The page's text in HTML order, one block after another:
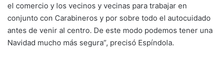
el comercio y los vecinos y vecinas para trabajar en
conjunto con Carabineros y por sobre todo el autocuidado
antes de venir al centro. De este modo podemos tener una
Navidad mucho más segura”, precisó Espíndola.